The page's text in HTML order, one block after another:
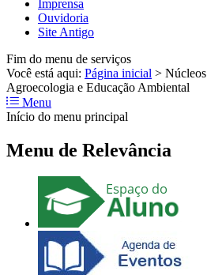
Imprensa
Ouvidoria
Site Antigo
Fim do menu de serviços
Você está aqui: Página inicial > Núcleos
Agroecologia e Educação Ambiental
Menu
Início do menu principal
Menu de Relevância